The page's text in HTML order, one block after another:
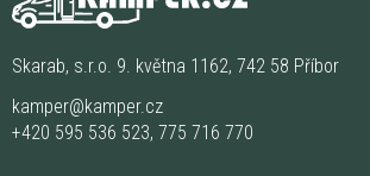
Skarab, s.r.o. 9. května 1162, 742 58 Příbor
kamper@kamper.cz
+420 595 536 523, 775 716 770